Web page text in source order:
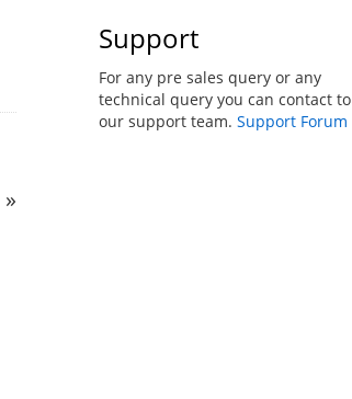
»
Support
For any pre sales query or any
technical query you can contact to
our support team. Support Forum